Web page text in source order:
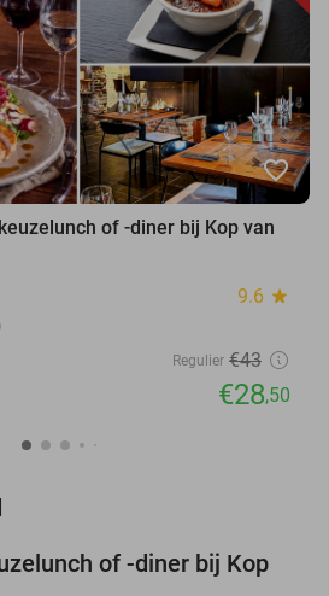
favorite_border
of -diner bij Kop van
9.6 star
Regulier €43
€28,50
34%
of -diner bij Kop